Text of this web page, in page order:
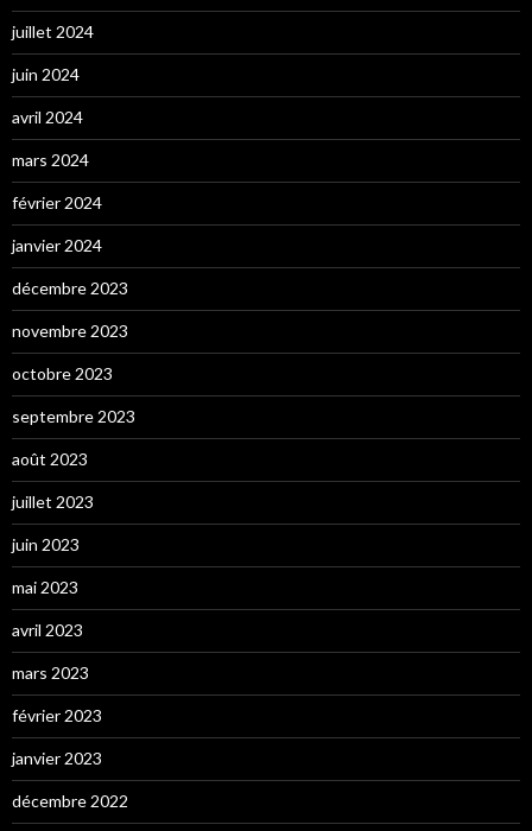
juillet 2024
juin 2024
avril 2024
mars 2024
février 2024
janvier 2024
décembre 2023
novembre 2023
octobre 2023
septembre 2023
août 2023
juillet 2023
juin 2023
mai 2023
avril 2023
mars 2023
février 2023
janvier 2023
décembre 2022